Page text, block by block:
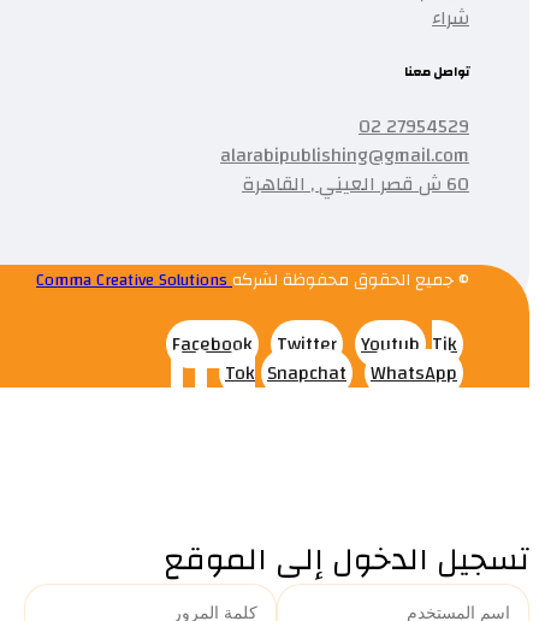
شراء
تواصل معنا
27954529 02
alarabipublishing@gmail.com
60 ش قصر العيني , القاهرة
© جميع الحقوق محفوظة لشركهComma Creative Solutions
Facebook Twitter Youtub Tik
Tok Snapchat WhatsApp
تسجيل الدخول إلى الموقع